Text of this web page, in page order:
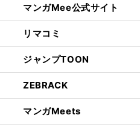
マンガMee公式サイト
リマコミ
ジャンプTOON
ZEBRACK
マンガMeets